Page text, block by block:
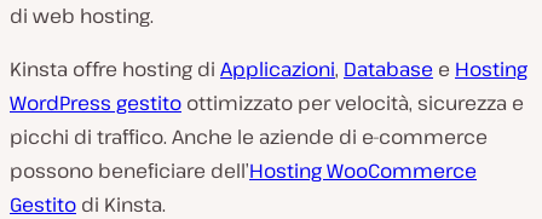
di web hosting.
Kinsta offre hosting di Applicazioni, Database e Hosting
WordPress gestito ottimizzato per velocità, sicurezza e
picchi di traffico. Anche le aziende di e-commerce
possono beneficiare dell’Hosting WooCommerce
Gestito di Kinsta.